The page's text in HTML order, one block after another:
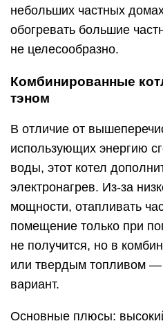
небольших частных
обогревать большие
не целесообразно.
Комбинированные
тэном
В отличие от
использующих энергию
воды, этот котел
электронагрев. Из-за
мощности, отапливать
помещение только при
не получится, но в
или твердым топливом —
вариант.
Основные плюсы: